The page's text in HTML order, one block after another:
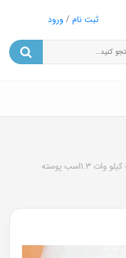
ثبت نام / ورود
الکتروموتور موتوژن سه فاز 0.25 کیلو وات 1.3اسب پوسته